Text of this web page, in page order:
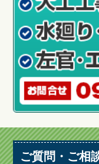
ご質問・ご相